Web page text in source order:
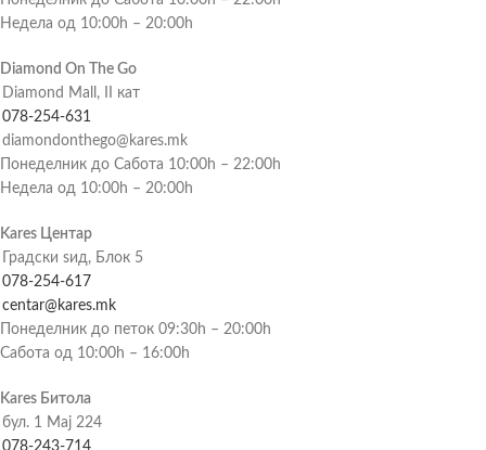
Недела од 10:00h – 20:00h
Diamond On The Go
Diamond Mall, II кат
078-254-631
diamondonthego@kares.mk
Понеделник до Сабота 10:00h – 22:00h
Недела од 10:00h – 20:00h
Kares Центар
Градски ѕид, Блок 5
078-254-617
centar@kares.mk
Понеделник до петок 09:30h – 20:00h
Сабота од 10:00h – 16:00h
Kares Битола
бул. 1 Мај 224
078-243-714